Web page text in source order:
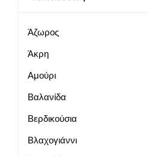
Άζωρος
Άκρη
Αμούρι
Βαλανίδα
Βερδικούσια
Βλαχογιάννι